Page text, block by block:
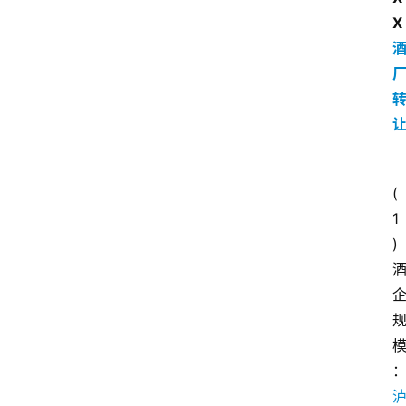
X
酒
厂
转
让
(
1
)
酒
企
规
模
：
泸